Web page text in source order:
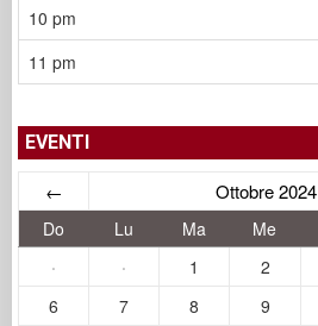
10 pm
11 pm
EVENTI
← Ottobre 2024
Do Lu Ma Me
·
· 1 2
6
7 8 9